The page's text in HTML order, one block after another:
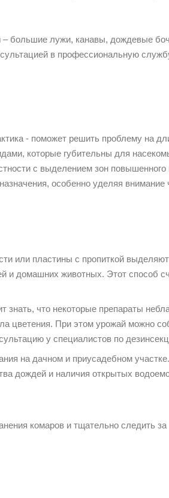
большие лужи, канавы, дождевые
в профессиональную
- поможет решить проблему на
которые губительны для
с выделением зон повышенного
особенно уделяя внимание
или пластины с пропиткой
и домашних животных. Этот способ
знать, что некоторые препараты
цветения. При этом урожай можно
у специалистов по
на дачном и приусадебном
дождей и наличия открытых
комаров и тщательно следить за